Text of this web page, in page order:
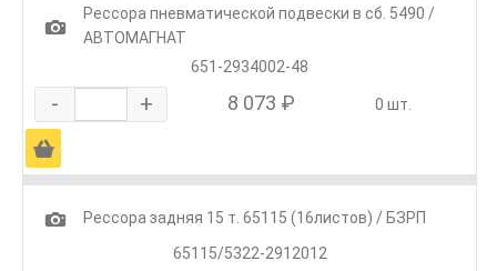
1
Рессора пневматической подвески в сб. 5490 /
АВТОМАГНАТ
651-2934002-48
- + 8 073 ₽ 0 шт.
Ä
1
Рессора задняя 15 т. 65115 (16листов) / БЗРП
65115/5322-2912012